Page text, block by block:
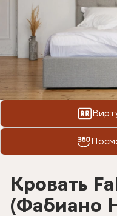
Кровать
(Фабиано